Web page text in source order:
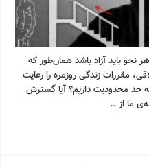
نحو باید آزاد باشد همان‌طور که
مقررات زندگی روزمره را رعایت
حد محدودیت داریم؟ آیا گسترش
ما از …